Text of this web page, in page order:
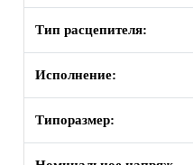
Тип расцепителя:
Исполнение:
Типоразмер: